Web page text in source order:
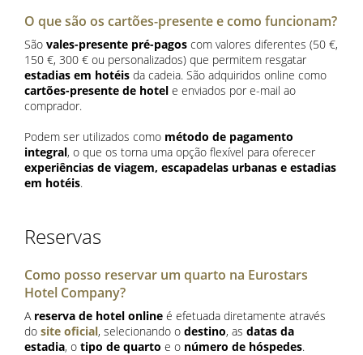
O que são os cartões-presente e como funcionam?
São vales-presente pré-pagos com valores diferentes (50 €,
150 €, 300 € ou personalizados) que permitem resgatar
estadias em hotéis da cadeia. São adquiridos online como
cartões-presente de hotel e enviados por e-mail ao
comprador.
Podem ser utilizados como método de pagamento
integral, o que os torna uma opção flexível para oferecer
experiências de viagem, escapadelas urbanas e estadias
em hotéis.
Reservas
Como posso reservar um quarto na Eurostars
Hotel Company?
A reserva de hotel online é efetuada diretamente através
do site oficial, selecionando o destino, as datas da
estadia, o tipo de quarto e o número de hóspedes.